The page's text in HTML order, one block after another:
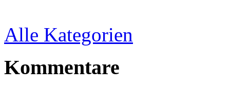
Alle Kategorien
Kommentare